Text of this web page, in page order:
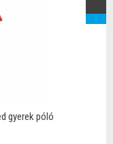
gyerek póló